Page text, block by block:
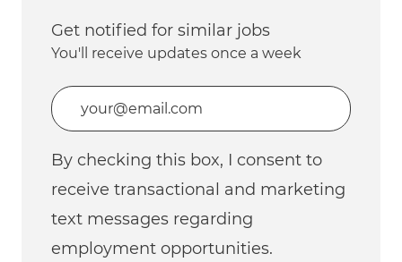
Get notified for similar jobs
You'll receive updates once a week
Enter Email address (Required)
By checking this box, I consent to
receive transactional and marketing
text messages regarding
employment opportunities.